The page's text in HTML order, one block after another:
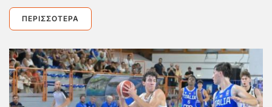
ΠΕΡΙΣΣΌΤΕΡΑ